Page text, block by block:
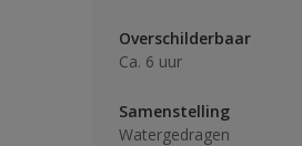
Overschilderbaar
Ca. 6 uur
Samenstelling
Watergedragen